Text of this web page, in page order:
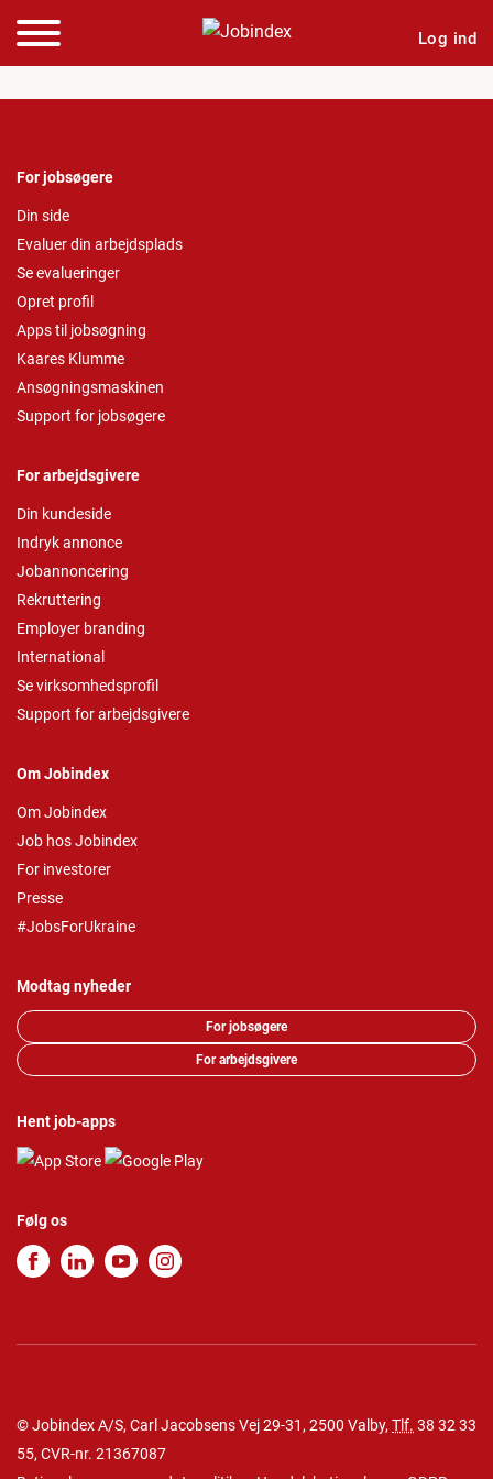
Log ind
For jobsøgere
Din side
Evaluer din arbejdsplads
Se evalueringer
Opret profil
Apps til jobsøgning
Kaares Klumme
Ansøgningsmaskinen
Support for jobsøgere
For arbejdsgivere
Din kundeside
Indryk annonce
Jobannoncering
Rekruttering
Employer branding
International
Se virksomhedsprofil
Support for arbejdsgivere
Om Jobindex
Om Jobindex
Job hos Jobindex
For investorer
Presse
#JobsForUkraine
Modtag nyheder
For jobsøgere
For arbejdsgivere
Hent job-apps
Følg os
© Jobindex A/S, Carl Jacobsens Vej 29-31, 2500 Valby, Tlf. 38 32 33
55, CVR-nr. 21367087